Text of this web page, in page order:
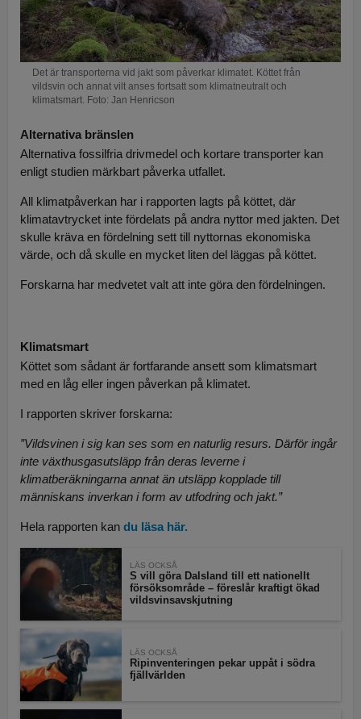
Det är transporterna vid jakt som påverkar klimatet. Köttet från
vildsvin och annat vilt anses fortsatt som klimatneutralt och
klimatsmart. Foto: Jan Henricson
Alternativa bränslen
Alternativa fossilfria drivmedel och kortare transporter kan
enligt studien märkbart påverka utfallet.
All klimatpåverkan har i rapporten lagts på köttet, där
klimatavtrycket inte fördelats på andra nyttor med jakten. Det
skulle kräva en fördelning sett till nyttornas ekonomiska
värde, och då skulle en mycket liten del läggas på köttet.
Forskarna har medvetet valt att inte göra den fördelningen.
Klimatsmart
Köttet som sådant är fortfarande ansett som klimatsmart
med en låg eller ingen påverkan på klimatet.
I rapporten skriver forskarna:
”Vildsvinen i sig kan ses som en naturlig resurs. Därför ingår
inte växthusgasutsläpp från deras leverne i
klimatberäkningarna annat än utsläpp kopplade till
människans inverkan i form av utfodring och jakt.”
Hela rapporten kan du läsa här.
LÄS OCKSÅ
S vill göra Dalsland till ett nationellt
försöksområde – föreslår kraftigt ökad
vildsvinsavskjutning
LÄS OCKSÅ
Ripinventeringen pekar uppåt i södra
fjällvärlden